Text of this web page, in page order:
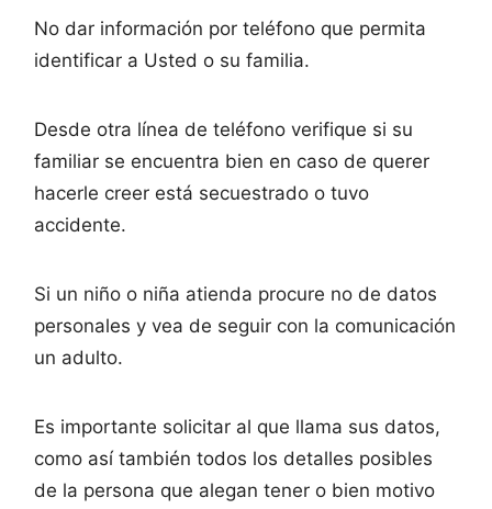
No dar información por teléfono que permita
identificar a Usted o su familia.
Desde otra línea de teléfono verifique si su
familiar se encuentra bien en caso de querer
hacerle creer está secuestrado o tuvo
accidente.
Si un niño o niña atienda procure no de datos
personales y vea de seguir con la comunicación
un adulto.
Es importante solicitar al que llama sus datos,
como así también todos los detalles posibles
de la persona que alegan tener o bien motivo